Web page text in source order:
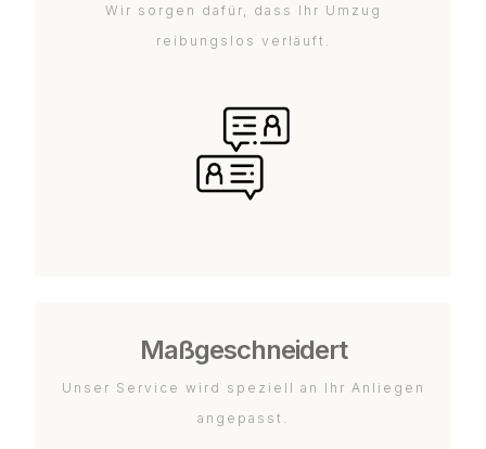
Wir sorgen dafür, dass Ihr Umzug
reibungslos verläuft.
Maßgeschneidert
Unser Service wird speziell an Ihr Anliegen
angepasst.